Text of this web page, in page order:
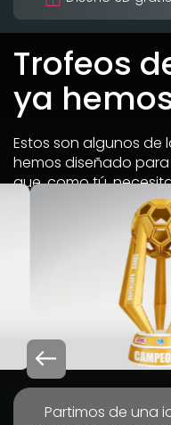
Trofeos
ya
Estos son algunos
hemos diseñado
que, como tú,
Partimos de una